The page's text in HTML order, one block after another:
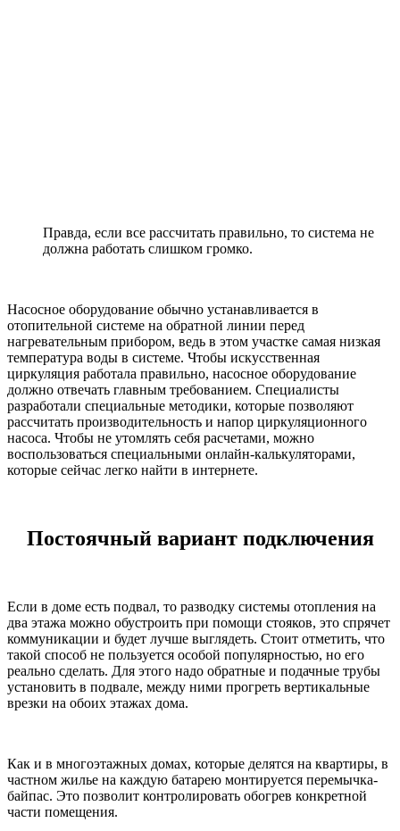
Правда, если все рассчитать правильно, то система не
должна работать слишком громко.
Насосное оборудование обычно устанавливается в
отопительной системе на обратной линии перед
нагревательным прибором, ведь в этом участке самая низкая
температура воды в системе. Чтобы искусственная
циркуляция работала правильно, насосное оборудование
должно отвечать главным требованием. Специалисты
разработали специальные методики, которые позволяют
рассчитать производительность и напор циркуляционного
насоса. Чтобы не утомлять себя расчетами, можно
воспользоваться специальными онлайн-калькуляторами,
которые сейчас легко найти в интернете.
Постоячный вариант подключения
Если в доме есть подвал, то разводку системы отопления на
два этажа можно обустроить при помощи стояков, это спрячет
коммуникации и будет лучше выглядеть. Стоит отметить, что
такой способ не пользуется особой популярностью, но его
реально сделать. Для этого надо обратные и подачные трубы
установить в подвале, между ними прогреть вертикальные
врезки на обоих этажах дома.
Как и в многоэтажных домах, которые делятся на квартиры, в
частном жилье на каждую батарею монтируется перемычка-
байпас. Это позволит контролировать обогрев конкретной
части помещения.